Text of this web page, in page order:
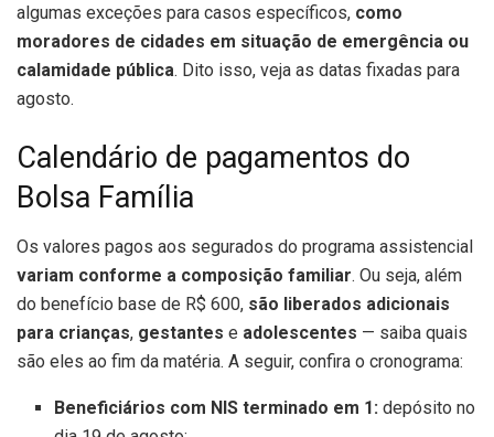
algumas exceções para casos específicos, como
moradores de cidades em situação de emergência ou
calamidade pública. Dito isso, veja as datas fixadas para
agosto.
Calendário de pagamentos do
Bolsa Família
Os valores pagos aos segurados do programa assistencial
variam conforme a composição familiar. Ou seja, além
do benefício base de R$ 600, são liberados adicionais
para crianças, gestantes e adolescentes — saiba quais
são eles ao fim da matéria. A seguir, confira o cronograma:
Beneficiários com NIS terminado em 1: depósito no